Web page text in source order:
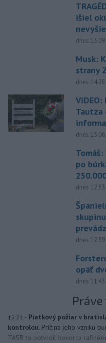
išiel
dnes 13:09
Musk:
strany
dnes 14:28
Tautza
dnes 13:06
po
dnes 12:53
dnes 12:39
opäť
dnes 11:43
15:21 - Piatkový požiar v
kontrolou. Príčina jeho vzniku
TASR to potvrdil hovorca